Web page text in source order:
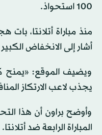
100 استحواذ.
أشار إلى الانخفاض
ويضيف الموقع: «يمنح
يجذب لاعب الارتكاز
وأوضح براون أن هذا
المباراة الرابعة ضد أتلانتا.